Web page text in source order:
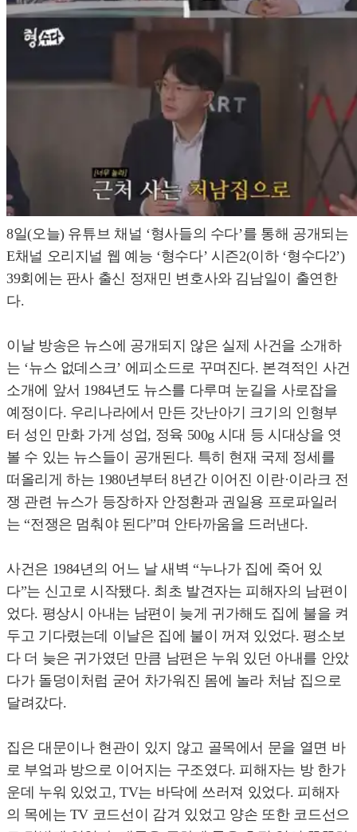
8일(오늘) 유튜브 채널 ‘형사들의 수다’를 통해 공개되는
E채널 오리지널 웹 예능 ‘형수다’ 시즌2(이하 ‘형수다2’)
39회에는 판사 출신 정재민 변호사와 김남일이 출연한
다.
이날 방송은 뉴스에 공개되지 않은 실제 사건을 소개하
는 ‘뉴스 없데스크’ 에피소드로 꾸며진다. 본격적인 사건
소개에 앞서 1984년도 뉴스를 다루며 눈길을 사로잡을
예정이다. 우리나라에서 만든 갓난아기 크기의 인형부
터 성인 만화 가게 성업, 정육 500g 시대 등 시대상을 엿
볼 수 있는 뉴스들이 공개된다. 특히 현재 국제 정세를
떠올리게 하는 1980년부터 8년간 이어진 이란·이라크 전
쟁 관련 뉴스가 등장하자 안정환과 권일용 프로파일러
는 “전쟁은 멈춰야 된다”며 안타까움을 드러낸다.
사건은 1984년의 어느 날 새벽 “누나가 집에 죽어 있
다”는 신고로 시작됐다. 최초 발견자는 피해자의 남편이
었다. 평상시 아내는 남편이 늦게 귀가해도 집에 불을 켜
두고 기다렸는데 이날은 집에 불이 꺼져 있었다. 평소보
다 더 늦은 귀가였던 만큼 남편은 누워 있던 아내를 안았
다가 돌덩이처럼 굳어 차가워진 몸에 놀라 처남 집으로
달려갔다.
집은 대문이나 현관이 있지 않고 골목에서 문을 열면 바
로 부엌과 방으로 이어지는 구조였다. 피해자는 방 한가
운데 누워 있었고, TV는 바닥에 쓰러져 있었다. 피해자
의 목에는 TV 코드선이 감겨 있었고 양손 또한 코드선으